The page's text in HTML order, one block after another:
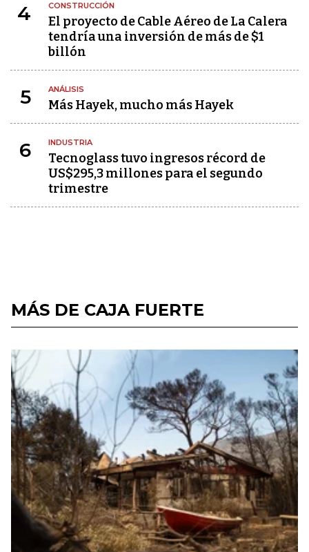
4 CONSTRUCCIÓN
El proyecto de Cable Aéreo de La Calera
tendría una inversión de más de $1
billón
5 ANÁLISIS
Más Hayek, mucho más Hayek
6 INDUSTRIA
Tecnoglass tuvo ingresos récord de
US$295,3 millones para el segundo
trimestre
MÁS DE CAJA FUERTE